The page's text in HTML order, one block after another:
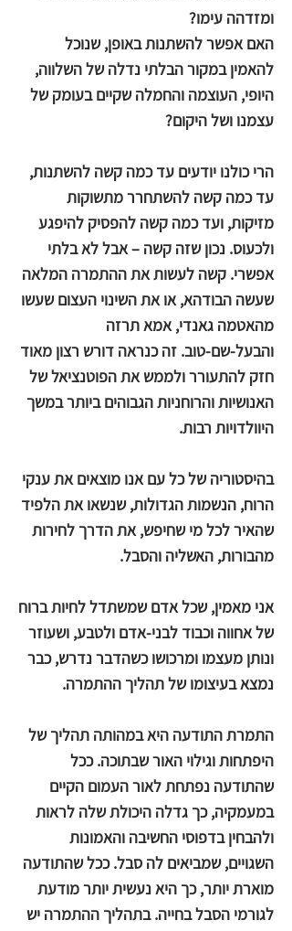
ומזדהה עימו?
האם אפשר להשתנות באופן, שנוכל
להאמין במקור הבלתי נדלה של השלווה,
היופי, העוצמה והחמלה שקיים בעומק של
עצמנו ושל היקום?
הרי כולנו יודעים עד כמה קשה להשתנות,
עד כמה קשה להשתחרר מתשוקות
מזיקות, ועד כמה קשה להפסיק להיפגע
ולכעוס. נכון שזה קשה – אבל לא בלתי
אפשרי. קשה לעשות את ההתמרה המלאה
שעשה הבודהא, או את השינוי העצום שעשו
מהאטמה גאנדי, אמא תרזה
והבעל-שם-טוב. זה כנראה דורש רצון מאוד
חזק להתעורר ולממש את הפוטנציאל של
האנושיות והרוחניות הגבוהים ביותר במשך
היוולדויות רבות.
בהיסטוריה של כל עם אנו מוצאים את ענקי
הרוח, הנשמות הגדולות, שנשאו את הלפיד
שהאיר לכל מי שחיפש, את הדרך לחירות
מהבורות, האשליה והסבל.
אני מאמין, שכל אדם שמשתדל לחיות ברוח
של אחווה וכבוד לבני-אדם ולטבע, ושעוזר
ונותן מעצמו ומרכושו כשהדבר נדרש, כבר
נמצא בעיצומו של תהליך ההתמרה.
התמרת התודעה היא במהותה תהליך של
היפתחות וגילוי האור שבתוכה. ככל
שהתודעה נפתחת לאור העמום הקיים
במעמקיה, כך גדלה היכולת שלה לראות
ולהבחין בדפוסי החשיבה והאמונות
השגויים, שמביאים לה סבל. ככל שהתודעה
מוארת יותר, כך היא נעשית יותר מודעת
לגורמי הסבל בחייה. בתהליך ההתמרה יש